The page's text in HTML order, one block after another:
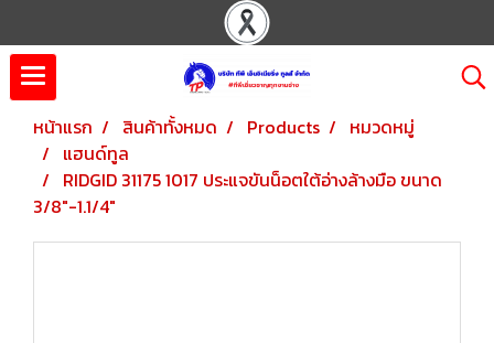
หน้าแรก สินค้าทั้งหมด Products
หมวดหมู่
แฮนด์ทูล
RIDGID 31175 1017 ประแจขันน็อตใต้อ่างล้างมือ ขนาด
3/8"-1.1/4"